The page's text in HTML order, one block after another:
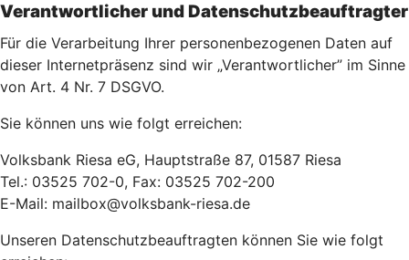
Verantwortlicher und Datenschutzbeauftragter
Für die Verarbeitung Ihrer personenbezogenen Daten auf
dieser Internetpräsenz sind wir „Verantwortlicher” im Sinne
von Art. 4 Nr. 7 DSGVO.
Sie können uns wie folgt erreichen:
Volksbank Riesa eG, Hauptstraße 87, 01587 Riesa
Tel.: 03525 702-0, Fax: 03525 702-200
E-Mail: mailbox@volksbank-riesa.de
Unseren Datenschutzbeauftragten können Sie wie folgt